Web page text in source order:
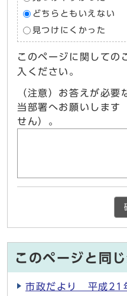
どちらともいえない
見つけにくかった
このページに関しての
入ください。
（注意）お答えが必要
当部署へお願いします
せん）。
このページと同
市政だより 平成